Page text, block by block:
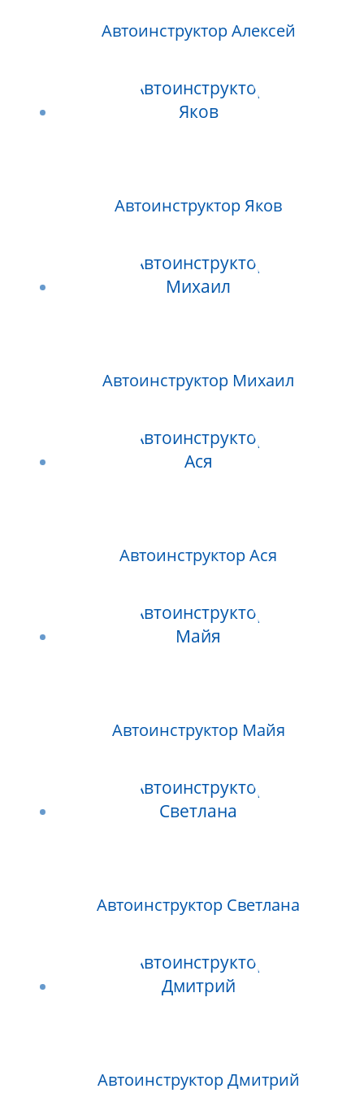
Автоинструктор Алексей
Автоинструктор Яков
Автоинструктор Михаил
Автоинструктор Ася
Автоинструктор Майя
Автоинструктор Светлана
Автоинструктор Дмитрий